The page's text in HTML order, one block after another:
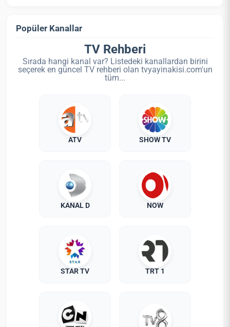
Popüler Kanallar
TV Rehberi
Sırada hangi kanal var? Listedeki kanallardan birini
seçerek en güncel TV rehberi olan tvyayinakisi.com'un
tüm...
ATV SHOW TV
KANAL D NOW
STAR TV TRT 1